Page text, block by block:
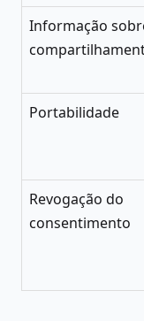
Informação
Portabilidade
Revogação do
consentimento